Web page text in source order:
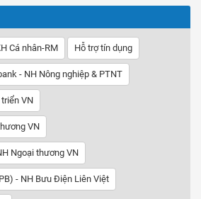
Cá nhân-RM Hỗ trợ tín dụng
- NH Nông nghiệp & PTNT
VN
VN
Ngoại thương VN
- NH Bưu Điện Liên Việt